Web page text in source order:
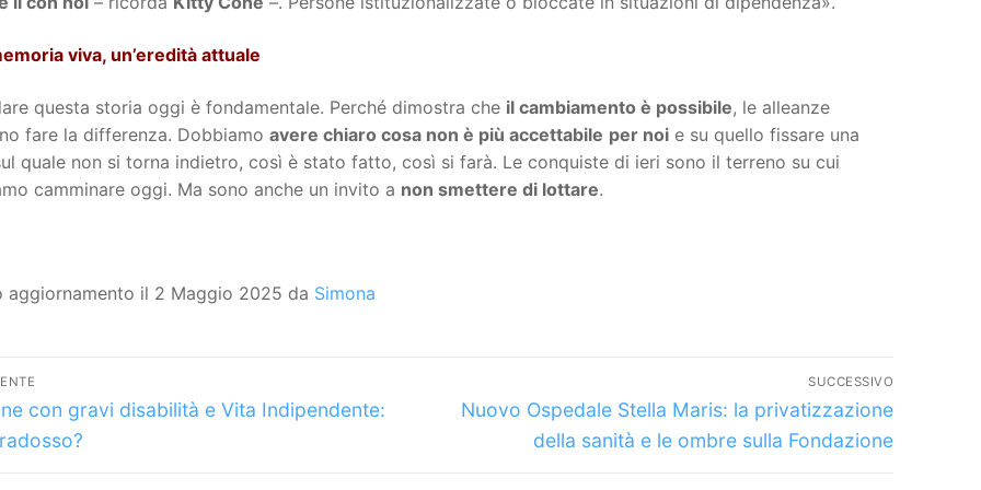
viva, un’eredità attuale
questa storia oggi è fondamentale. Perché dimostra che il cambiamento è possibile, le alleanze
fare la differenza. Dobbiamo avere chiaro cosa non è più accettabile per noi e su quello fissare una
quale non si torna indietro, così è stato fatto, così si farà. Le conquiste di ieri sono il terreno su cui
camminare oggi. Ma sono anche un invito a non smettere di lottare.
aggiornamento il 2 Maggio 2025 da Simona
con gravi disabilità e Vita Indipendente:
SUCCESSIVO
Articolo
successivo:
Nuovo Ospedale Stella Maris: la privatizzazione
della sanità e le ombre sulla Fondazione